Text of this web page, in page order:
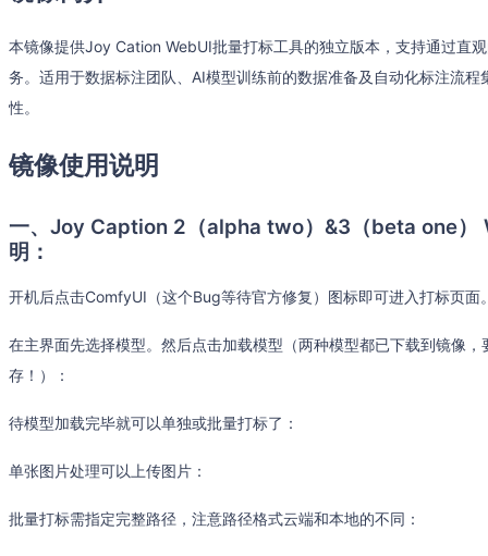
本镜像提供Joy Cation WebUI批量打标工具的独立版本，支持通过直
务。适用于数据标注团队、AI模型训练前的数据准备及自动化标注流
性。
镜像使用说明
一、Joy Caption 2（alpha two）&3（beta one）
明：
开机后点击ComfyUI（这个Bug等待官方修复）图标即可进入打标页面
在主界面先选择模型。然后点击加载模型（两种模型都已下载到镜像
存！）：
待模型加载完毕就可以单独或批量打标了：
单张图片处理可以上传图片：
批量打标需指定完整路径，注意路径格式云端和本地的不同：